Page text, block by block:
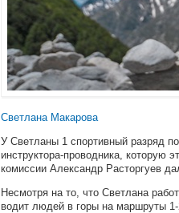
Светлана Макарова
У Светланы 1 спортивный разряд
инструктора-проводника, которую
комиссии Александр Расторгуев
Несмотря на то, что Светлана
водит людей в горы на маршруты 1-